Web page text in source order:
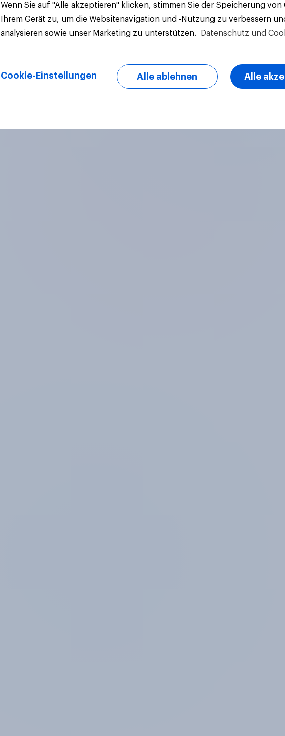
Wenn Sie auf "Alle akzeptieren" klicken, stimmen Sie der Speicherung von
Ihrem Gerät zu, um die Websitenavigation und -Nutzung zu verbessern
analysieren sowie unser Marketing zu unterstützen.
Datenschutz und
Cookie-Einstellungen Alle ablehnen Alle